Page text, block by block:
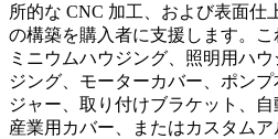
所的な CNC 加工、および表面仕
の構築を購入者に支援します。
ミニウムハウジング、照明用ハ
ジング、モーターカバー、ポン
ジャー、取り付けブラケット、自
産業用カバー、またはカスタム